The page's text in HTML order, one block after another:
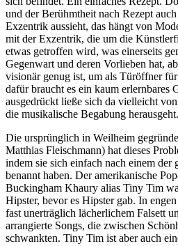
und der Berühmtheit nach Rezept
Exzentrik aussieht, das hängt von
mit der Exzentrik, die um die
etwas getroffen wird, was einerseits
Gegenwart und deren Vorlieben hat,
visionär genug ist, um als Türöffner
dafür braucht es ein kaum erlernbares
ausgedrückt ließe sich da vielleicht
die musikalische Begabung herausgeht.
Die ursprünglich in Weilheim
Matthias Fleischmann) hat dieses
indem sie sich einfach nach einem der
benannt haben. Der amerikanische
Buckingham Khaury alias Tiny Tim
Hipster, bevor es Hipster gab. In
fast unerträglich lächerlichem Falsett
arrangierte Songs, die zwischen
schwankten. Tiny Tim ist aber auch